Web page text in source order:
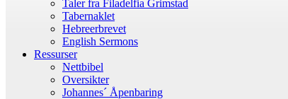
Taler fra Filadelfia Grimstad
Tabernaklet
Hebreerbrevet
English Sermons
Ressurser
Nettbibel
Oversikter
Johannes´ Åpenbaring